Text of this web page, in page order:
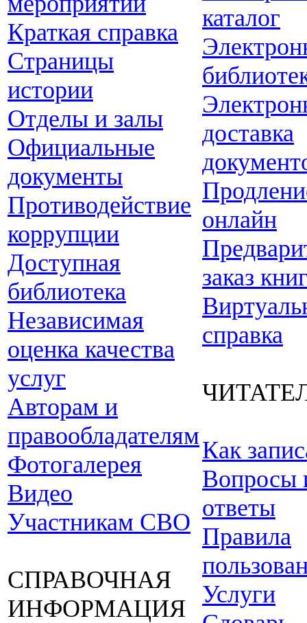
Краткая справка
Страницы
истории
Отделы и залы
Официальные
документы
Противодействие
коррупции
Доступная
библиотека
Независимая
оценка качества
услуг
Авторам и
правообладателям
Фотогалерея
Видео
Участникам СВО
СПРАВОЧНАЯ
ИНФОРМАЦИЯ
каталог
доставка
онлайн
заказ
справка
Как
Вопросы
ответы
Правила
Услуги